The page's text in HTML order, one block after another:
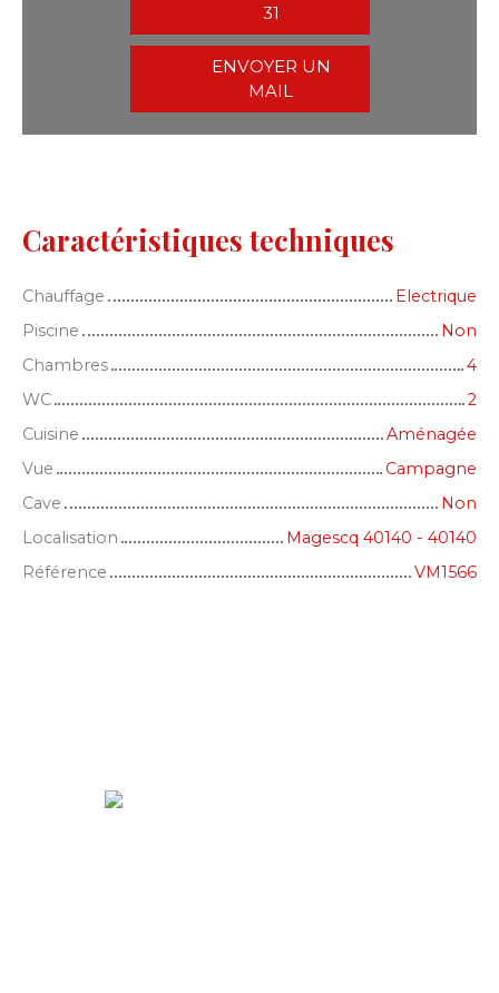
31
ENVOYER UN
MAIL
Caractéristiques techniques
Chauffage
Electrique
Piscine
Non
Chambres
4
WC
2
Cuisine
Aménagée
Vue
Campagne
Cave
Non
Localisation
Magescq 40140 - 40140
Référence
VM1566